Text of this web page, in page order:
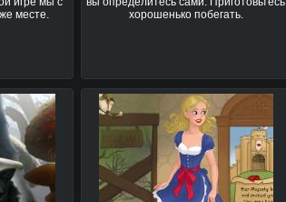
месте.
хорошенько побегать.